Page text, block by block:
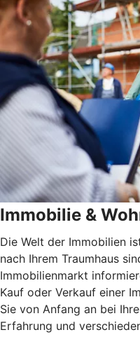
Immobilie &
Die Welt der Immobilien
nach Ihrem Traumhaus
Immobilienmarkt
Kauf oder Verkauf einer
Sie von Anfang an bei
Erfahrung und